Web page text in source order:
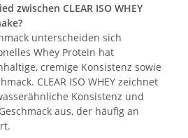
zwischen CLEAR ISO WHEY
unterscheiden sich
Whey Protein hat
cremige Konsistenz sowie
CLEAR ISO WHEY zeichnet
Konsistenz und
aus, der häufig an